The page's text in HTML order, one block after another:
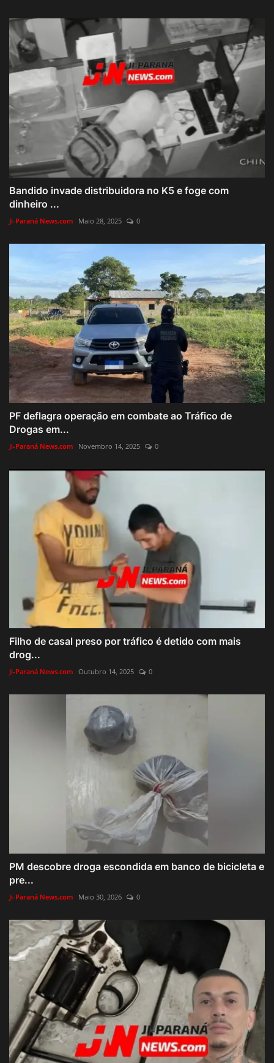
Bandido invade distribuidora no K5 e foge com
dinheiro ...
Ji-Paraná News.com Maio 28, 2025 0
PF deflagra operação em combate ao Tráfico de
Drogas em...
Ji-Paraná News.com Novembro 14, 2025 0
Filho de casal preso por tráfico é detido com mais
drog...
Ji-Paraná News.com Outubro 14, 2025 0
PM descobre droga escondida em banco de bicicleta e
pre...
Ji-Paraná News.com Maio 30, 2026 0